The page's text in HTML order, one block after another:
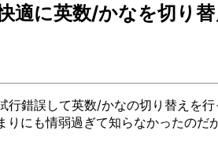
に英数/かなを切り
錯誤して英数/かなの切り替え
りにも情弱過ぎて知らなかった